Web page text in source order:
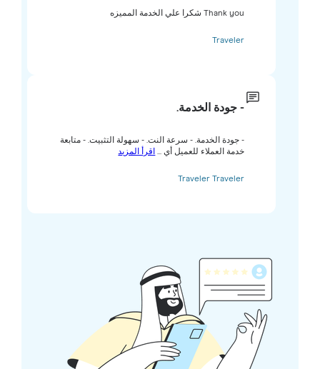
Thank you شكرا علي الخدمة المميزه
Traveler
- جودة الخدمة.
- جودة الخدمة. - سرعة النت. - سهولة التثبيت. - متابعة
خدمة العملاء للعميل أي ...اقرأ المزيد
Traveler Traveler